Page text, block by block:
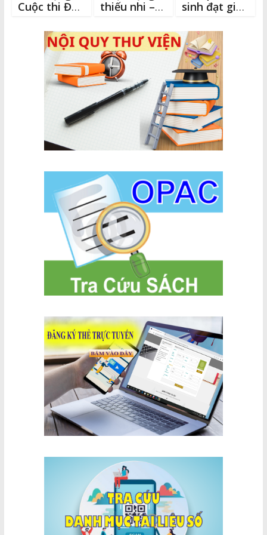
Cuộc thi Đại
đọc tỉnh
Lâm Đồng
năm 2026
thiếu nhi –
2024
sinh đạt giải
nhi kể
chuyện theo
sách bằng
Video clip –
Hè năm
2021